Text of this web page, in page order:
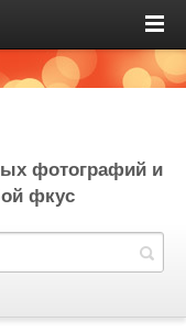
фотографий и
фкус